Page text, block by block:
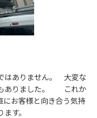
はありません。 大変な
ありました。 これか
お客様と向き合う気持
す。